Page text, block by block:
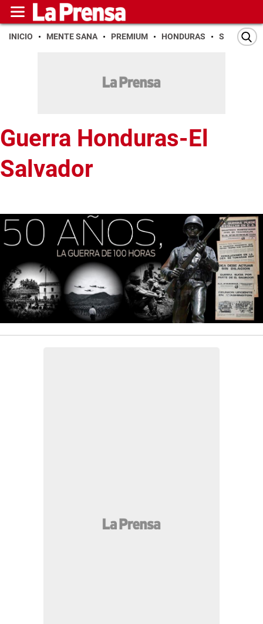
INICIO MENTE SANA PREMIUM HONDURAS SAN PEDRO
Guerra Honduras-El
Salvador